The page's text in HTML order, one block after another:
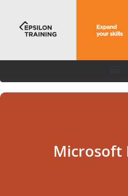
Microsoft